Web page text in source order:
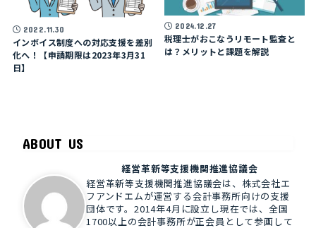
2022.11.30
インボイス制度への対応支援を差別
化へ！【申請期限は2023年3月31
日】
2024.12.27
税理士がおこなうリモート監査と
は？メリットと課題を解説
ABOUT US
経営革新等支援機関推進協議会
経営革新等支援機関推進協議会は、株式会社エ
フアンドエムが運営する会計事務所向けの支援
団体です。2014年4月に設立し現在では、全国
1700以上の会計事務所が正会員として参画して